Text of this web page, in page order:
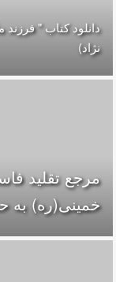
دانلود کتاب "
نژاد)
مرجع تقلید
خمینی(ره) به